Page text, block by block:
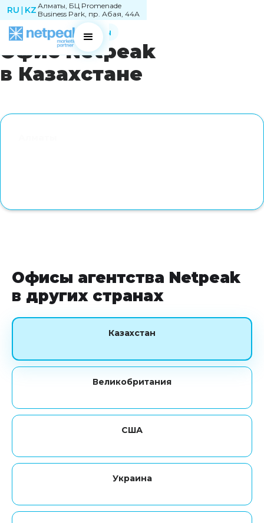
RU | KZ Алматы, БЦ Promenade
Business Park, пр. Абая, 44А
Netpeak KZ Контакты
Офис Netpeak
в Казахстане
Офисы агентства Netpeak
в других странах
Казахстан
Великобритания
США
Украина